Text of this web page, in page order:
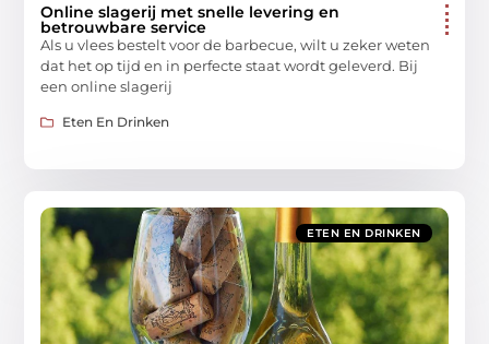
Online slagerij met snelle levering en
betrouwbare service
Als u vlees bestelt voor de barbecue, wilt u zeker weten
dat het op tijd en in perfecte staat wordt geleverd. Bij
een online slagerij
Eten En Drinken
ETEN EN DRINKEN